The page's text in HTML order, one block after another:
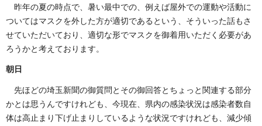
昨年の夏の時点で、暑い最中での、例えば屋外での運動や活動に
ついてはマスクを外した方が適切であるという、そういった話もさ
せていただいており、適切な形でマスクを御着用いただく必要があ
ろうかと考えております。
朝日
先ほどの埼玉新聞の御質問とその御回答とちょっと関連する部分
かとは思うんですけれども、今現在、県内の感染状況は感染者数自
体は高止まり下げ止まりしているような状況ですけれども、減少傾